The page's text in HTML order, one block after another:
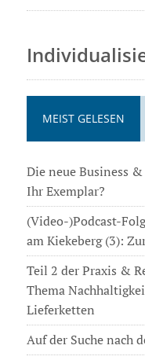
MEIST GELESEN
Die neue Business
Ihr Exemplar?
(Video-)Podcast-
am Kiekeberg (3):
Teil 2 der Praxis &
Thema
Lieferketten
Auf der Suche nach